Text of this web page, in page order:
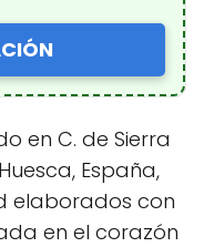
en C. de Sierra
España,
elaborados con
en el corazón